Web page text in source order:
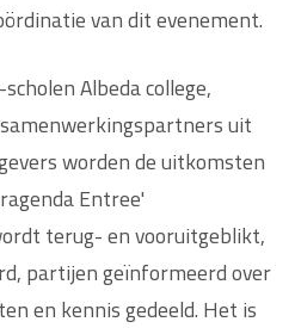
van dit evenement.
Albeda college,
uit
worden de uitkomsten
Entree'
terug- en vooruitgeblikt,
partijen geïnformeerd over
en kennis gedeeld. Het is